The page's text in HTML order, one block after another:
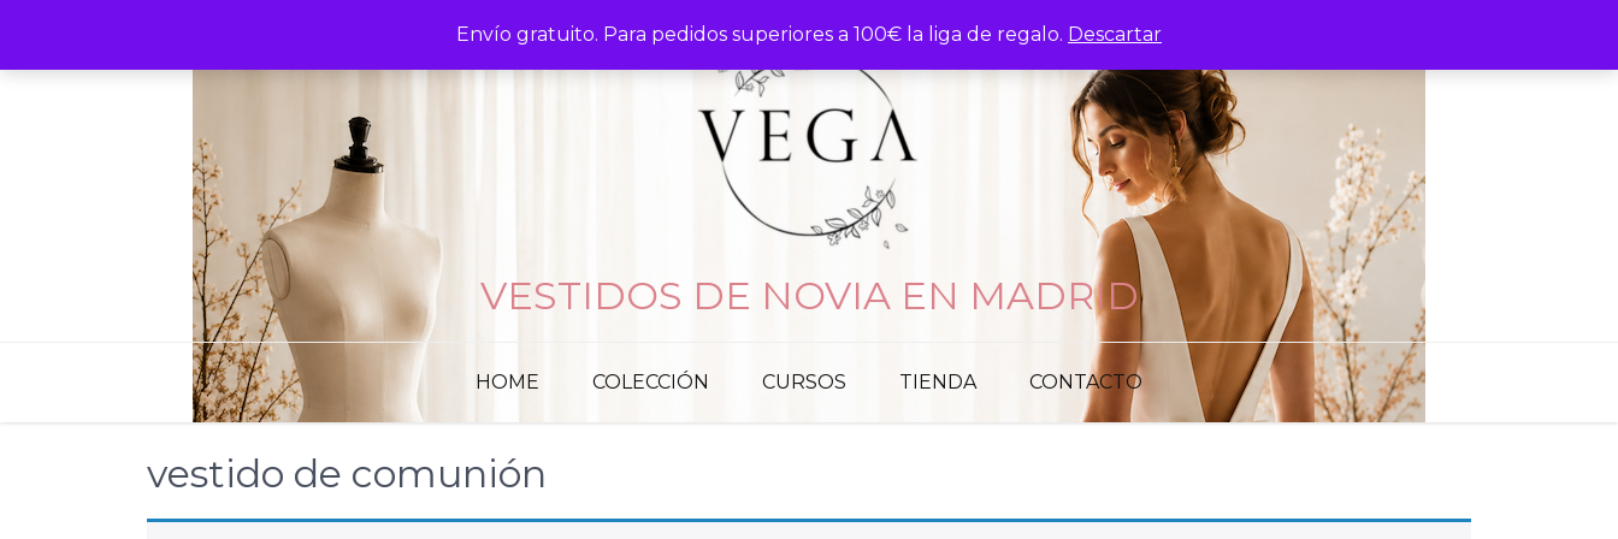
Envío gratuito. Para pedidos superiores a 100€ la liga de regalo. Descartar
content
VESTIDOS DE NOVIA EN MADRID
HOME COLECCIÓN CURSOS TIENDA CONTACTO
vestido de comunión